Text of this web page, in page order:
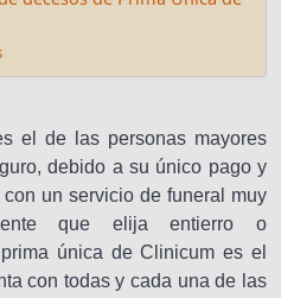
el de las personas mayores
debido a su único pago y
un servicio de funeral muy
que elija entierro o
única de Clinicum es el
con todas y cada una de las